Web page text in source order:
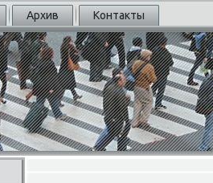
Архив Контакты